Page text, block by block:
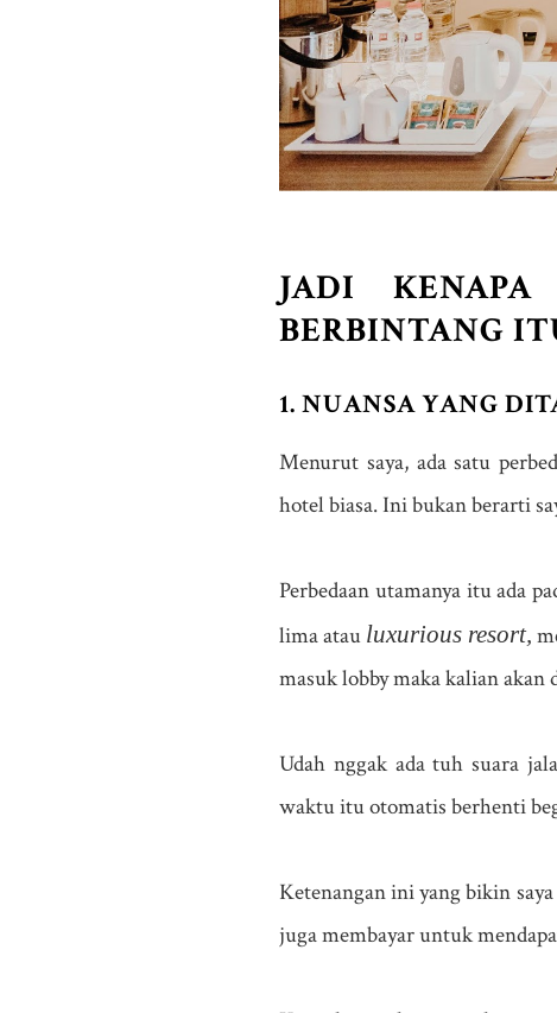
JADI
BERBINTANG
1. NUANSA YANG
Menurut saya, ada satu
hotel biasa. Ini bukan berarti
Perbedaan utamanya itu ada
lima atau luxurious resort,
masuk lobby maka kalian akan
Udah nggak ada tuh suara
waktu itu otomatis berhenti
Ketenangan ini yang bikin
juga membayar untuk